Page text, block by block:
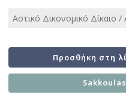
Αστικό Δικονομικό Δίκαιο /
Προσθήκη στη